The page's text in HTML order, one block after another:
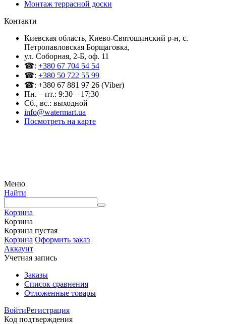
Монтаж террасной доски
Контакти
Киевская область, Киево-Святошинский р-н, c.
Петропавловская Борщаговка,
ул. Соборная, 2-Б, оф. 11
☎: +380 67 704 54 54
☎: +380 50 722 55 99
☎: +380 67 881 97 26 (Viber)
Пн. – пт.: 9:30 – 17:30
Сб., вс.: выходной
info@watermart.ua
Посмотреть на карте
Меню
Найти
Корзина
Корзина
Корзина пустая
Корзина Оформить заказ
Аккаунт
Учетная запись
Заказы
Список сравнения
Отложенные товары
ВойтиРегистрация
Код подтверждения